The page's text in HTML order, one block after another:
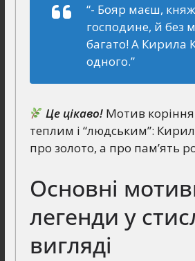
“- Бояр маєш,
господине, й без
багато! А Кирила
одного.”
Це цікаво! Мотив
теплим і “людським”:
про золото, а про пам’ять
Основні
легенди у
вигляді